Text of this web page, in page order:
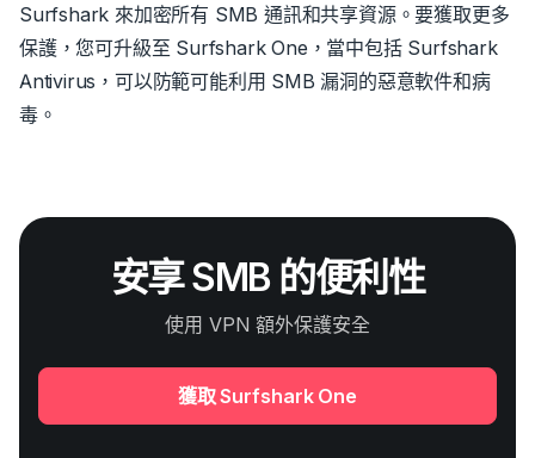
Surfshark 來加密所有 SMB 通訊和共享資源。要獲取更多
保護，您可升級至 Surfshark One，當中包括 Surfshark
Antivirus，可以防範可能利用 SMB 漏洞的惡意軟件和病
毒。
安享 SMB 的便利性
使用 VPN 額外保護安全
獲取 Surfshark One